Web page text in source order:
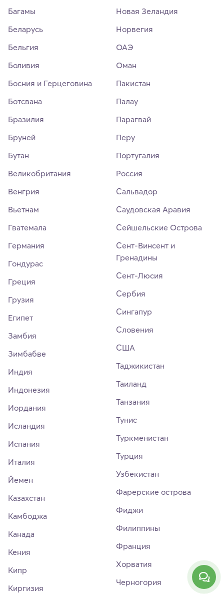
Багамы
Беларусь
Бельгия
Боливия
Босния и Герцеговина
Ботсвана
Бразилия
Бруней
Бутан
Великобритания
Венгрия
Вьетнам
Гватемала
Германия
Гондурас
Греция
Грузия
Египет
Замбия
Зимбабве
Индия
Индонезия
Иордания
Исландия
Испания
Италия
Йемен
Казахстан
Камбоджа
Канада
Кения
Кипр
Киргизия
Новая Зеландия
Норвегия
ОАЭ
Оман
Пакистан
Палау
Парагвай
Перу
Португалия
Россия
Сальвадор
Саудовская Аравия
Сейшельские Острова
Сент-Винсент и
Гренадины
Сент-Люсия
Сербия
Сингапур
Словения
США
Таджикистан
Таиланд
Танзания
Тунис
Туркменистан
Турция
Узбекистан
Фарерские острова
Фиджи
Филиппины
Франция
Хорватия
Черногория